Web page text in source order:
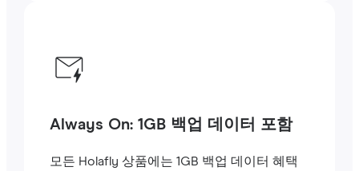
Always On: 1GB 백업 데이터 포함
모든 Holafly 상품에는 1GB 백업 데이터 혜택